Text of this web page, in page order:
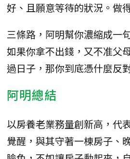
好、且願意等待的狀況。做
三條路，阿明幫你濃縮成一
如果你拿不出錢，又不准父
過日子，那你到底憑什麼反
阿明總結
以房養老業務量創新高，代
覺醒，與其守著一棟房子、